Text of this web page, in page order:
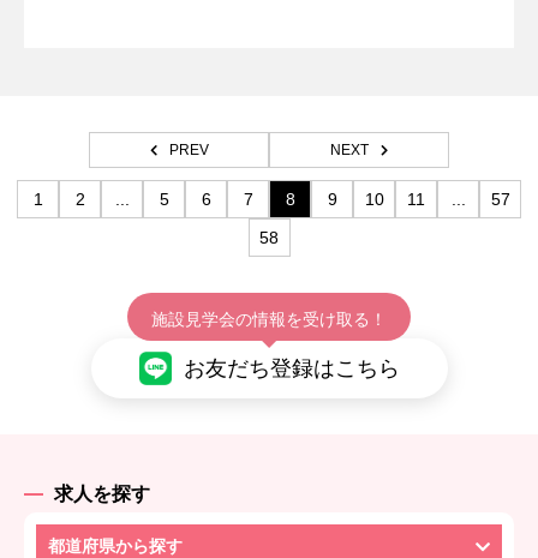
PREV NEXT
1 2 5 6 7 8 9 10 11
57
58
施設見学会の情報を受け取る！
お友だち登録はこちら
求人を探す
都道府県から探す